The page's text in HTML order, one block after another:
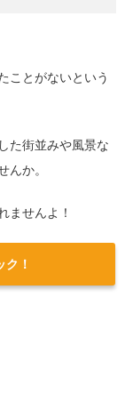
ことがないという
た街並みや風景な
んか。
ませんよ！
！